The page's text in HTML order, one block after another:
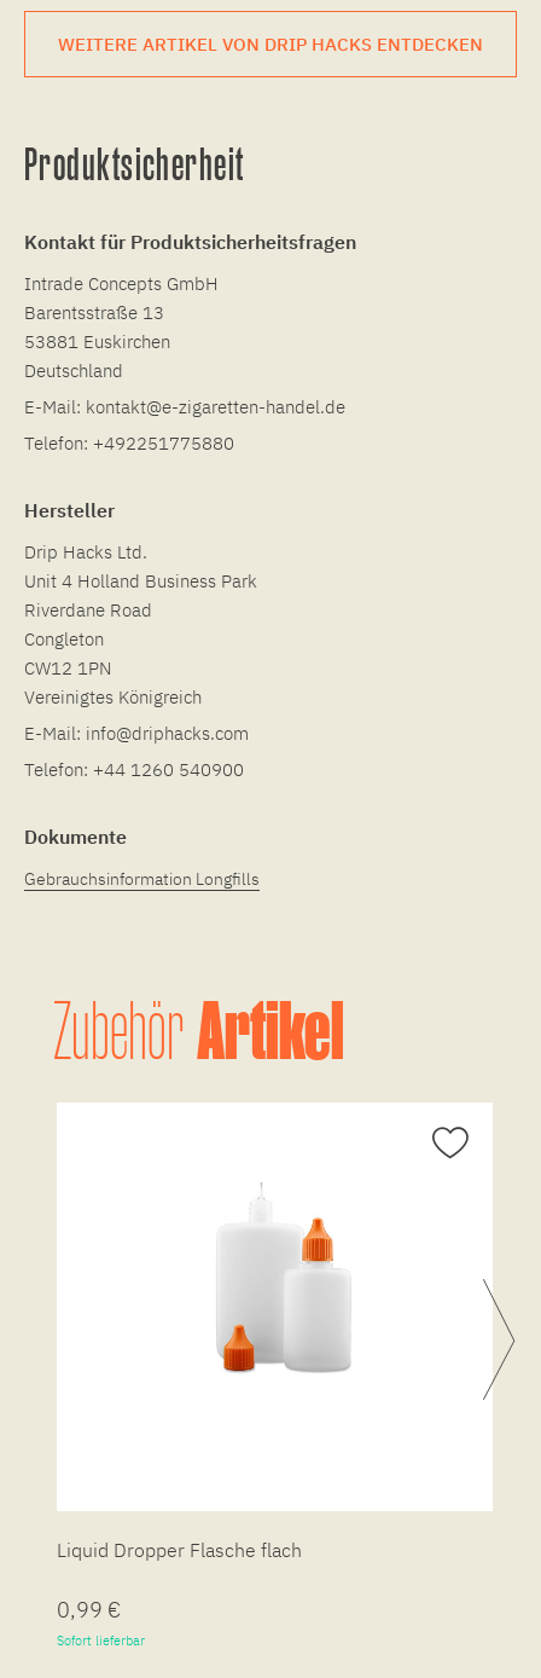
WEITERE ARTIKEL VON DRIP HACKS ENTDECKEN
Produktsicherheit
Kontakt für Produktsicherheitsfragen
Intrade Concepts GmbH
Barentsstraße 13
53881 Euskirchen
Deutschland
E-Mail: kontakt@e-zigaretten-handel.de
Telefon: +492251775880
Hersteller
Drip Hacks Ltd.
Unit 4 Holland Business Park
Riverdane Road
Congleton
CW12 1PN
Vereinigtes Königreich
E-Mail: info@driphacks.com
Telefon: +44 1260 540900
Dokumente
Gebrauchsinformation Longfills
ZubehörArtikel
Liquid Dropper Flasche flach
0,99 €
Sofort lieferbar